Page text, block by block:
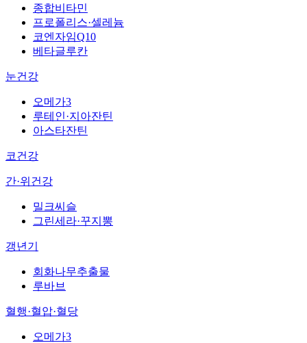
종합비타민
프로폴리스·셀레늄
코엔자임Q10
베타글루칸
눈건강
오메가3
루테인·지아잔틴
아스타잔틴
코건강
간·위건강
밀크씨슬
그린세라·꾸지뽕
갱년기
회화나무추출물
루바브
혈행·혈압·혈당
오메가3